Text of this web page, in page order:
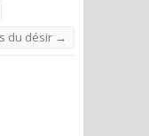
du désir →